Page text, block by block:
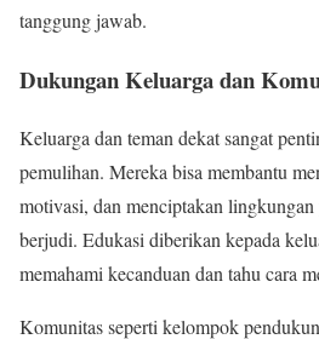
tanggung jawab.
Dukungan Keluarga dan
Keluarga dan teman dekat sangat
pemulihan. Mereka bisa membantu
motivasi, dan menciptakan
berjudi. Edukasi diberikan kepada
memahami kecanduan dan tahu cara
Komunitas seperti kelompok